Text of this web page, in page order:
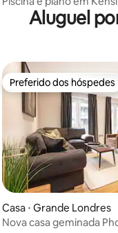
exclusivos com ar
Aluguel
média de 5,
Preferido dos hóspedes
Preferido dos hóspedes
Casa ⋅ Grande Londres
Nova casa geminada